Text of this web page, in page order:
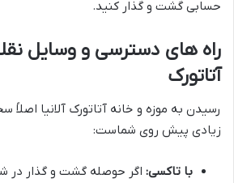
حسابی گشت و گذار کنید.
راه های دسترسی و وسایل
آتاتورک
رسیدن به موزه و خانه آتاتورک آلانیا
زیادی پیش روی شماست:
با تاکسی: اگر حوصله گشت و گذار در